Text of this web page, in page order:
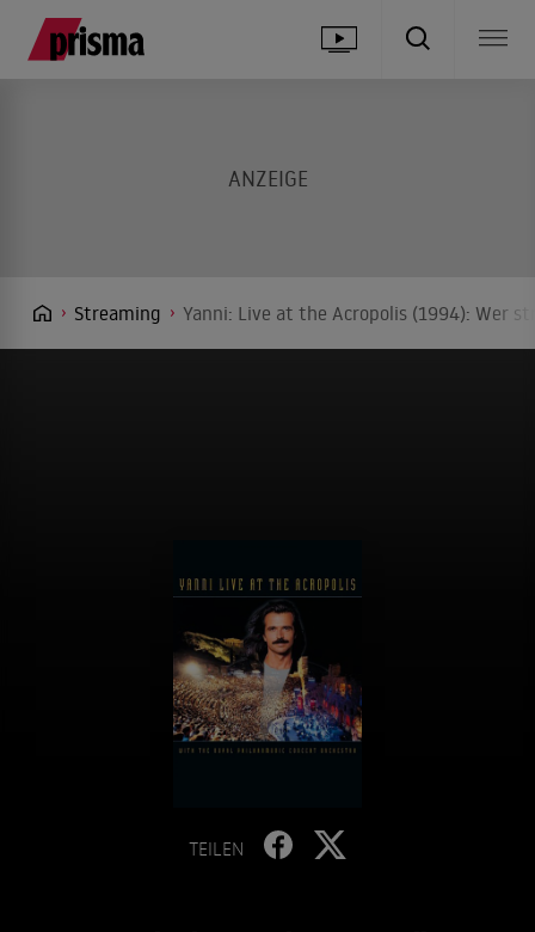
Streaming Yanni: Live at the Acropolis (1994): Wer
TEILEN